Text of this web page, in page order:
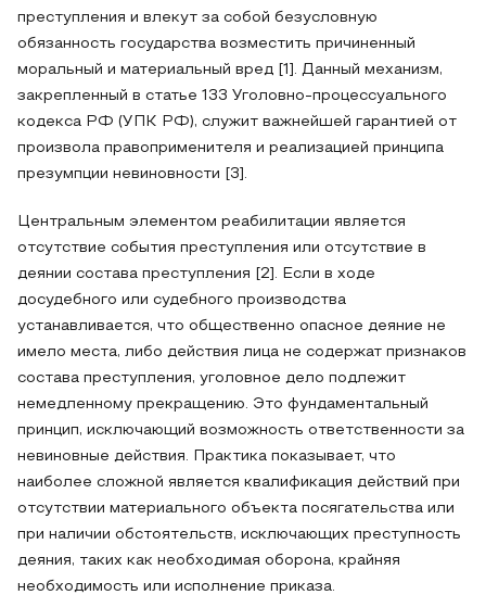
преступления и влекут за собой безусловную
обязанность государства возместить причиненный
моральный и материальный вред [1]. Данный механизм,
закрепленный в статье 133 Уголовно-процессуального
кодекса РФ (УПК РФ), служит важнейшей гарантией от
произвола правоприменителя и реализацией принципа
презумпции невиновности [3].
Центральным элементом реабилитации является
отсутствие события преступления или отсутствие в
деянии состава преступления [2]. Если в ходе
досудебного или судебного производства
устанавливается, что общественно опасное деяние не
имело места, либо действия лица не содержат признаков
состава преступления, уголовное дело подлежит
немедленному прекращению. Это фундаментальный
принцип, исключающий возможность ответственности за
невиновные действия. Практика показывает, что
наиболее сложной является квалификация действий при
отсутствии материального объекта посягательства или
при наличии обстоятельств, исключающих преступность
деяния, таких как необходимая оборона, крайняя
необходимость или исполнение приказа.